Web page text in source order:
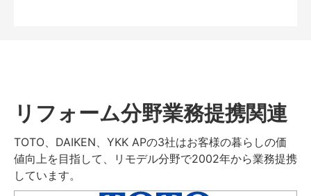
リフォーム分野業務提携関連
TOTO、DAIKEN、YKK APの3社はお客様の暮らしの価
値向上を目指して、リモデル分野で2002年から業務提携
しています。